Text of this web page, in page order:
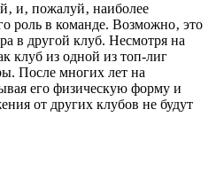
и‚ пожалуй‚ наиболее
роль в команде. Возможно‚ это
в другой клуб. Несмотря на
клуб из одной из топ-лиг
После многих лет на
его физическую форму и
от других клубов не будут